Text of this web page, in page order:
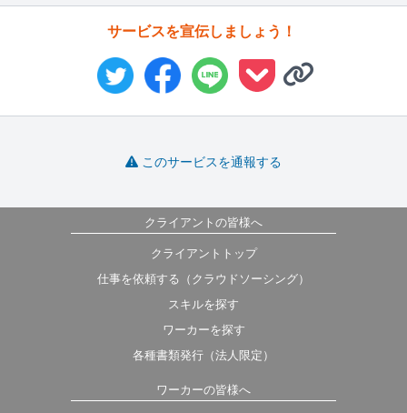
サービスを宣伝しましょう！
このサービスを通報する
クライアントの皆様へ
クライアントトップ
仕事を依頼する（クラウドソーシング）
スキルを探す
ワーカーを探す
各種書類発行（法人限定）
ワーカーの皆様へ